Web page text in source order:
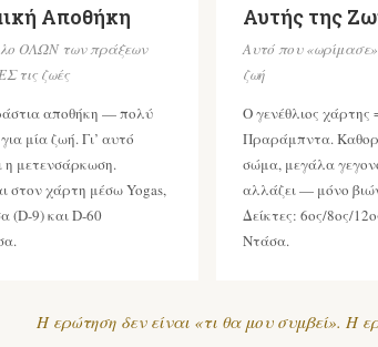
Αποθήκη
ΟΛΩΝ των πράξεων
τις ζωές
αποθήκη — πολύ
μία ζωή. Γι’ αυτό
η μετενσάρκωση.
στον χάρτη μέσω Yogas,
(D-9) και D-60
Αυτής της
Αυτό που
ζωή
Ο γενέθλιος χάρτης
Πραράμπντα.
σώμα, μεγάλα
αλλάζει — μόνο
Δείκτες: 6ος/8ος/
Ντάσα.
Η ερώτηση δεν είναι «τι θα μου συμβεί». Η